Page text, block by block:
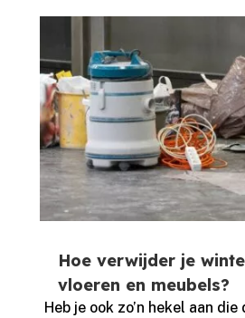
Hoe verwijder je
vloeren en meubels?
Heb je ook zo’n hekel aan